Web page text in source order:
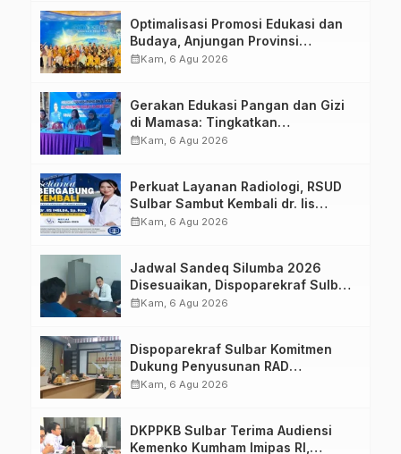
Optimalisasi Promosi Edukasi dan
Budaya, Anjungan Provinsi
Sulawesi Barat Perkuat Kolaborasi
calendar_monthKam, 6 Agu 2026
Gerakan Edukasi Pangan dan Gizi
di Mamasa: Tingkatkan
Pengetahuan dan Keterampilan
calendar_monthKam, 6 Agu 2026
Perkuat Layanan Radiologi, RSUD
Sulbar Sambut Kembali dr. Iis
Imelda, Sp.Rad
calendar_monthKam, 6 Agu 2026
Jadwal Sandeq Silumba 2026
Disesuaikan, Dispoparekraf Sulbar
Pastikan Persiapan Tetap
calendar_monthKam, 6 Agu 2026
Dispoparekraf Sulbar Komitmen
Dukung Penyusunan RAD
TPB/SDGs Sulawesi Barat
calendar_monthKam, 6 Agu 2026
DKPPKB Sulbar Terima Audiensi
Kemenko Kumham Imipas RI,